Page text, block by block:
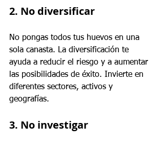
2. No diversificar
No pongas todos tus huevos en una
sola canasta. La diversificación te
ayuda a reducir el riesgo y a aumentar
las posibilidades de éxito. Invierte en
diferentes sectores, activos y
geografías.
3. No investigar